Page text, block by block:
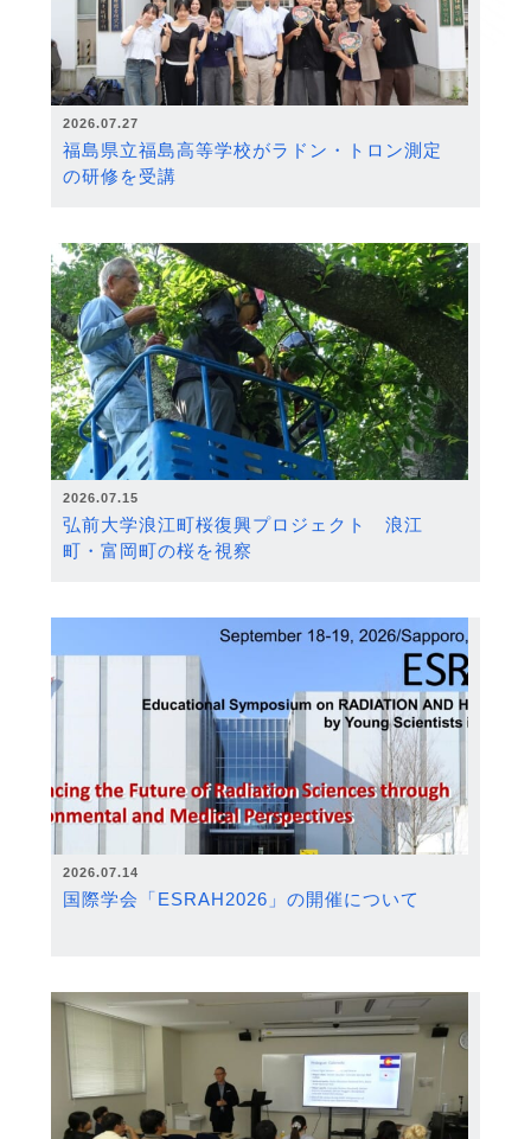
2026.07.27
福島県立福島高等学校がラドン・トロン測定
の研修を受講
2026.07.15
弘前大学浪江町桜復興プロジェクト 浪江
町・富岡町の桜を視察
2026.07.14
国際学会「ESRAH2026」の開催について